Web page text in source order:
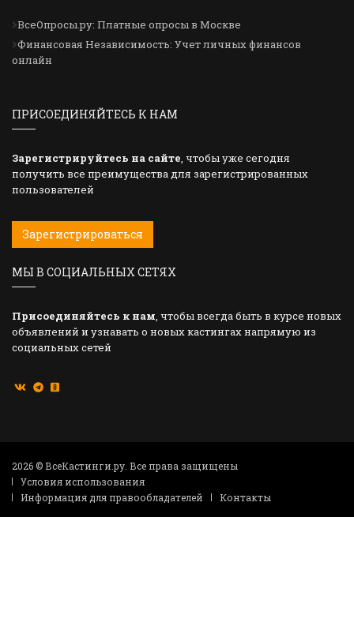
ВсеОпросы.ру: Платные опросы в Москве
Финансовая Независимость: Учет личных финансов
онлайн
ПРИСОЕДИНЯЙТЕСЬ К НАМ
Зарегистрируйтесь на сайте, чтобы уже сегодня
получить все преимущества для зарегистрированных
пользователей
Зарегистрироваться
МЫ В СОЦИАЛЬНЫХ СЕТЯХ
Присоединяйтесь к нам, чтобы всегда быть в курсе новых
объявлений и узнавать о новых кастингах напрямую из
социальных сетей
2026 © ВсеКастинги.ру. Все права защищены
Условия использования
Информация для правообладателей
Контакты